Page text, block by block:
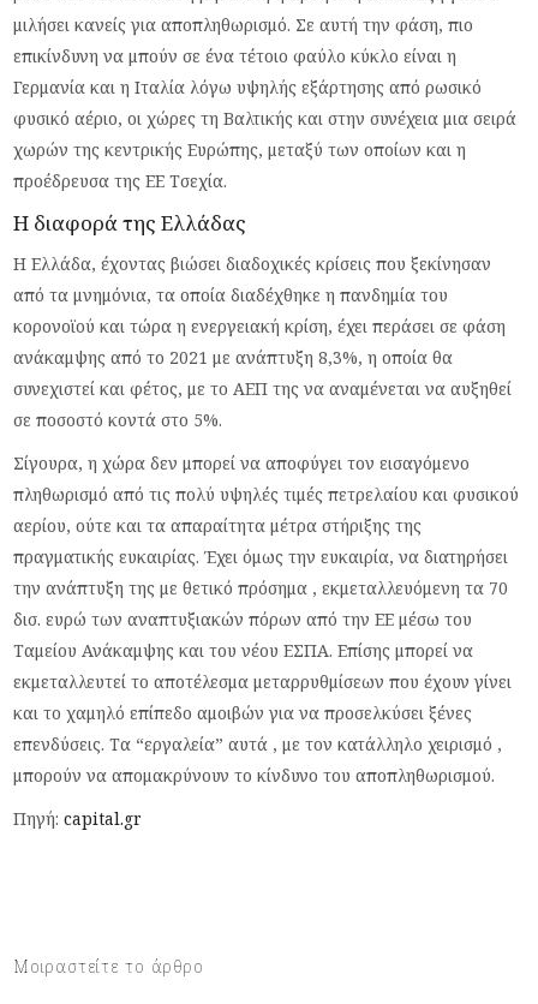
μιλήσει κανείς για αποπληθωρισμό. Σε αυτή την φάση, πιο
επικίνδυνη να μπούν σε ένα τέτοιο φαύλο κύκλο είναι η
Γερμανία και η Ιταλία λόγω υψηλής εξάρτησης από ρωσικό
φυσικό αέριο, οι χώρες τη Βαλτικής και στην συνέχεια μια σειρά
χωρών της κεντρικής Ευρώπης, μεταξύ των οποίων και η
προέδρευσα της ΕΕ Τσεχία.
Η διαφορά της Ελλάδας
Η Ελλάδα, έχοντας βιώσει διαδοχικές κρίσεις που ξεκίνησαν
από τα μνημόνια, τα οποία διαδέχθηκε η πανδημία του
κορονοϊού και τώρα η ενεργειακή κρίση, έχει περάσει σε φάση
ανάκαμψης από το 2021 με ανάπτυξη 8,3%, η οποία θα
συνεχιστεί και φέτος, με το ΑΕΠ της να αναμένεται να αυξηθεί
σε ποσοστό κοντά στο 5%.
Σίγουρα, η χώρα δεν μπορεί να αποφύγει τον εισαγόμενο
πληθωρισμό από τις πολύ υψηλές τιμές πετρελαίου και φυσικού
αερίου, ούτε και τα απαραίτητα μέτρα στήριξης της
πραγματικής ευκαιρίας. Έχει όμως την ευκαιρία, να διατηρήσει
την ανάπτυξη της με θετικό πρόσημα , εκμεταλλευόμενη τα 70
δισ. ευρώ των αναπτυξιακών πόρων από την ΕΕ μέσω του
Ταμείου Ανάκαμψης και του νέου ΕΣΠΑ. Επίσης μπορεί να
εκμεταλλευτεί το αποτέλεσμα μεταρρυθμίσεων που έχουν γίνει
και το χαμηλό επίπεδο αμοιβών για να προσελκύσει ξένες
επενδύσεις. Τα “εργαλεία” αυτά , με τον κατάλληλο χειρισμό ,
μπορούν να απομακρύνουν το κίνδυνο του αποπληθωρισμού.
Πηγή:capital.gr
Μοιραστείτε το άρθρο